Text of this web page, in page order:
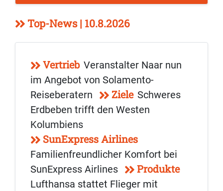
Top-News | 10.8.2026
Vertrieb Veranstalter Naar nun
im Angebot von Solamento-
Reiseberatern
Ziele Schweres
Erdbeben trifft den Westen
Kolumbiens
SunExpress Airlines
Familienfreundlicher Komfort bei
SunExpress Airlines
Produkte
Lufthansa stattet Flieger mit